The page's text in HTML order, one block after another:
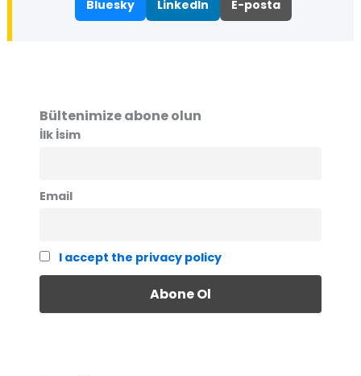
Bluesky LinkedIn E-posta
Bültenimize abone olun
İlk İsim
Email
I accept the privacy policy